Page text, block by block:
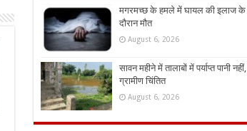
मगरमच्छ के हमले में घायल की इलाज के
दौरान मौत
August 6, 2026
सावन महीने में तालाबों में पर्याप्त पानी नहीं,
ग्रामीण चिंतित
August 6, 2026